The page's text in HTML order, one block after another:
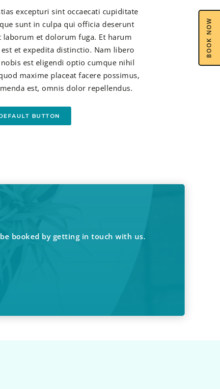
BOOK NOW
excepturi sint occaecati cupiditate
sunt in culpa qui officia deserunt
et dolorum fuga. Et harum
et expedita distinctio. Nam libero
est eligendi optio cumque nihil
maxime placeat facere possimus,
est, omnis dolor repellendus.
BUTTON
booked by getting in touch with us.